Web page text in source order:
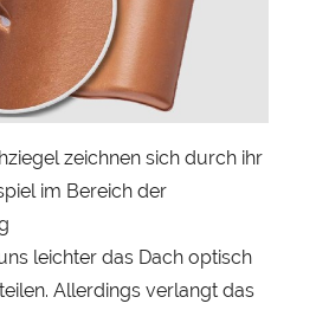
H
e
r
zeichnen sich durch ihr
im Bereich der
leichter das Dach optisch
Allerdings verlangt das